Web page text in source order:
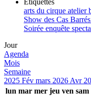
Étiquettes
arts du cirque atelier
Show des Cas Barrés
Soirée enquête
Jour
Agenda
Mois
Semaine
2025 Fév mars 2026 Avr
lun mar mer jeu ven sam